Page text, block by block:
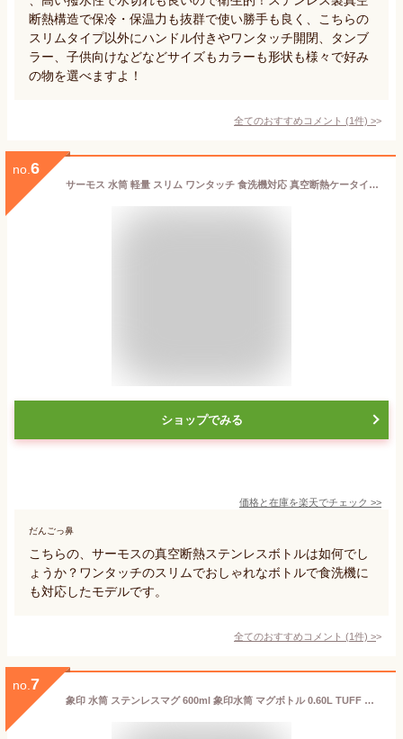
断熱構造で保冷・保温力も抜群で使い勝手も良く、こちらの
スリムタイプ以外にハンドル付きやワンタッチ開閉、タンブ
ラー、子供向けなどなどサイズもカラーも形状も様々で好み
の物を選べますよ！
全てのおすすめコメント (1件) >
no. 6
サーモス 水筒 軽量 スリム ワンタッチ 食洗機対応 真空断熱ケータイマグ 350ml 500ml JOK-350 JOK-500
ショップでみる
価格と在庫を楽天でチェック >>
だんごっ鼻
こちらの、サーモスの真空断熱ステンレスボトルは如何でし
ょうか？ワンタッチのスリムでおしゃれなボトルで食洗機に
も対応したモデルです。
全てのおすすめコメント (1件) >
no. 7
象印 水筒 ステンレスマグ 600ml 象印水筒 マグボトル 0.60L TUFF お手入れ簡単 シームレスせん 保温・保冷 スポーツドリンク対応 大容量 アイスグレー フォレストグレー 純正品 メーカー保証対応 初期不良対応 メーカー様お取引あり